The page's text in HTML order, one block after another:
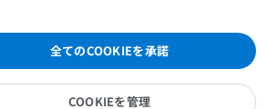
膝 MRI
MRI
全てのCOOKIEを承諾
COOKIEを管理